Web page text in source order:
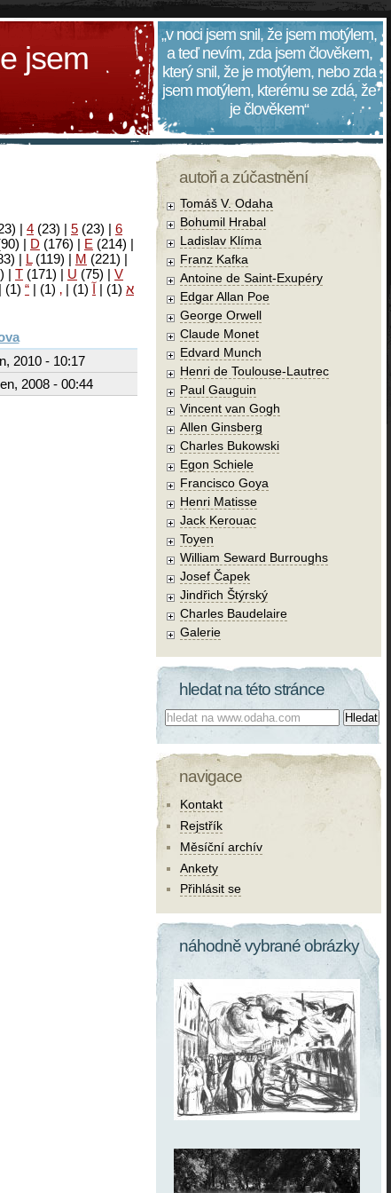
jsem
„v noci jsem snil, že jsem motýlem,
a teď nevím, zda jsem člověkem,
který snil, že je motýlem, nebo zda
jsem motýlem, kterému se zdá, že
je člověkem“
| 4 (23) | 5 (23) | 6
| D (176) | E (214) |
| L(119) | M (221) |
| T (171) | U (75) | V
א (1)
| آ (1)
|
‚
(1)
|
“
(1)
|
2010 - 10:17
2008 - 00:44
autoři a zúčastnění
Tomáš V. Odaha
Bohumil Hrabal
Ladislav Klíma
Franz Kafka
Antoine de Saint-Exupéry
Edgar Allan Poe
George Orwell
Claude Monet
Edvard Munch
Henri de Toulouse-Lautrec
Paul Gauguin
Vincent van Gogh
Allen Ginsberg
Charles Bukowski
Egon Schiele
Francisco Goya
Henri Matisse
Jack Kerouac
Toyen
William Seward Burroughs
Josef Čapek
Jindřich Štýrský
Charles Baudelaire
Galerie
hledat na této stránce
Co hledat:
navigace
Kontakt
Rejstřík
Měsíční archív
Ankety
Přihlásit se
náhodně vybrané obrázky